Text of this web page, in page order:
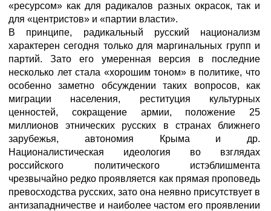
«ресурсом» как для радикалов разных окрасок, так и
для «центристов» и «партии власти».
В принципе, радикальный русский национализм
характерен сегодня только для маргинальных групп и
партий. Зато его умеренная версия в последние
несколько лет стала «хорошим тоном» в политике, что
особенно заметно обсуждении таких вопросов, как
миграции населения, реституция культурных
ценностей, сокращение армии, положение 25
миллионов этнических русских в странах ближнего
зарубежья, автономия Крыма и др.
Националистическая идеология во взглядах
российского политического истэблишмента
чрезвычайно редко проявляется как прямая проповедь
превосходства русских, зато она неявно присутствует в
антизападничестве и наиболее частом его проявлении